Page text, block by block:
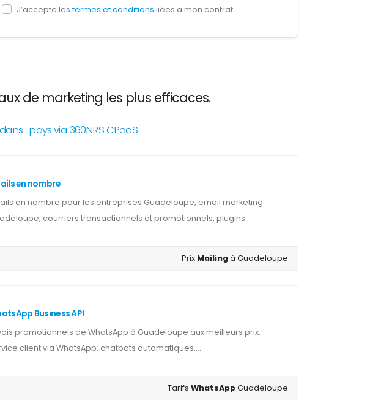
J’accepte lestermes et conditionsliées à mon contrat.
de marketing les plus efficaces.
: pays via 360NRS CPaaS
en nombre
en nombre pour les entreprises Guadeloupe, email marketing
courriers transactionnels et promotionnels, plugins...
Prix Mailingá Guadeloupe
Business API
promotionnels de WhatsApp à Guadeloupe aux meilleurs prix,
client via WhatsApp, chatbots automatiques,...
TarifsWhatsAppGuadeloupe